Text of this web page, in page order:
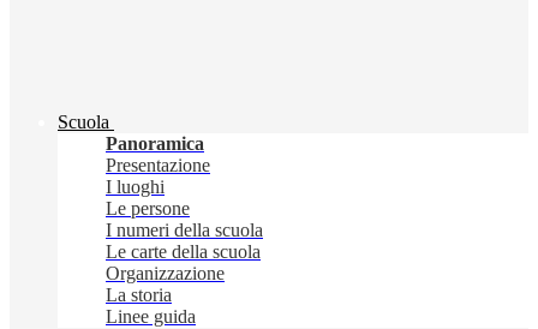
Scuola
Panoramica
Presentazione
I luoghi
Le persone
I numeri della scuola
Le carte della scuola
Organizzazione
La storia
Linee guida